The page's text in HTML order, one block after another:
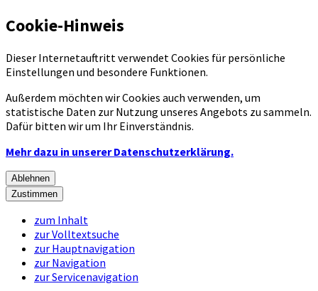
Cookie-Hinweis
Dieser Internetauftritt verwendet Cookies für persönliche
Einstellungen und besondere Funktionen.
Außerdem möchten wir Cookies auch verwenden, um
statistische Daten zur Nutzung unseres Angebots zu sammeln.
Dafür bitten wir um Ihr Einverständnis.
Mehr dazu in unserer Datenschutzerklärung.
Ablehnen
Zustimmen
zum Inhalt
zur Volltextsuche
zur Hauptnavigation
zur Navigation
zur Servicenavigation